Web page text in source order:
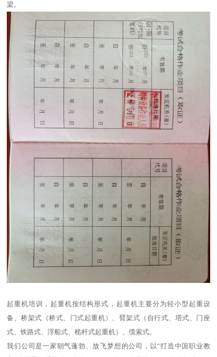
梁。
起重机培训，起重机按结构形式，起重机主要分为轻小型起重设
备、桥架式（桥式、门式起重机）、臂架式（自行式、塔式、门座
式、铁路式、浮船式、桅杆式起重机）、缆索式。
我们公司是一家朝气蓬勃、放飞梦想的公司，以“打造中国职业教